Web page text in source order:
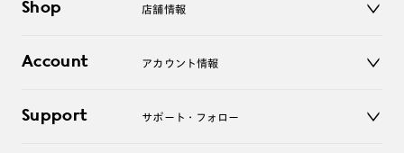
サングラス
コンタクトレンズ
アクセサリー
Shop 店舗情報
オンラインショップ
Account アカウント情報
ログアウト
Support サポート・フォロー